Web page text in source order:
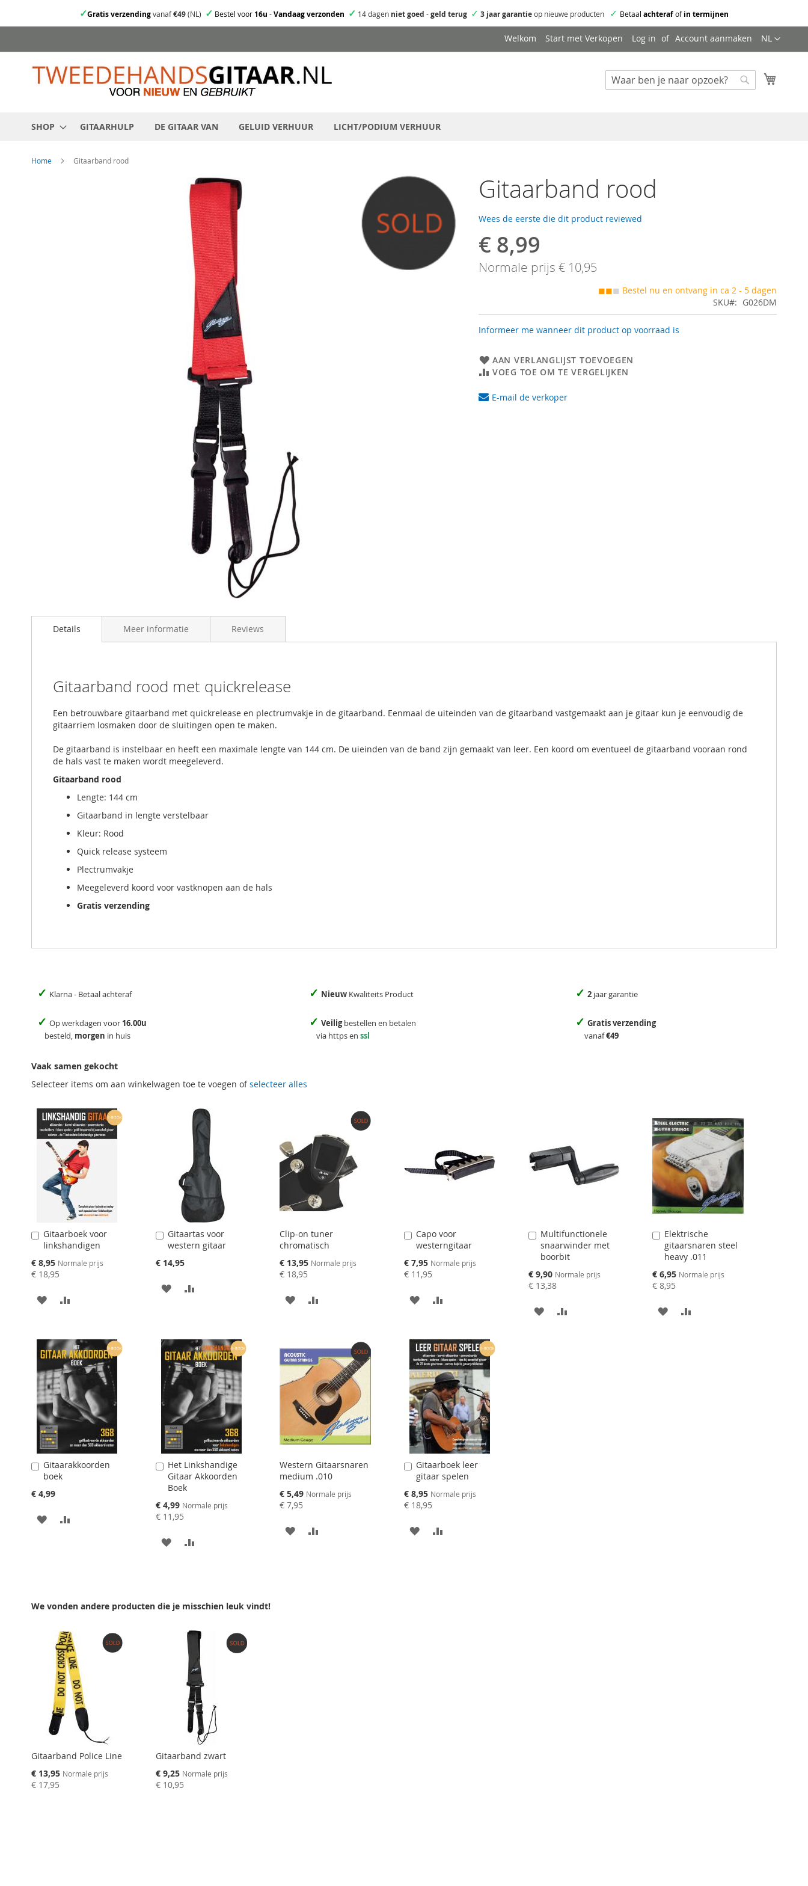
✓Gratis verzendingvanaf€49(NL) ✓ Bestel voor16u -Vandaag verzonden ✓ 14 dagen niet goed -geld terug ✓ 3 jaar garantieop nieuwe producten ✓ Betaal achterafofin termijnen
direct
naar
de
Taal
NL
Welkom Start met Verkopen Log in Account aanmaken
Zoeken
SHOP GITAARHULP DE GITAAR VAN GELUID VERHUUR LICHT/PODIUM VERHUUR
Home Gitaarband rood
Gitaarband rood
Wees de eerste die dit product reviewed
Speciale
prijs
€ 8,99
Normale prijs € 10,95
◼◼◼ Bestel nu en ontvang in ca 2 - 5 dagen
SKU
G026DM
Informeer me wanneer dit product op voorraad is
AAN VERLANGLIJST TOEVOEGEN
VOEG TOE OM TE VERGELIJKEN
E-mail de verkoper
to
gallery
Details
Gitaarband rood met quickrelease
Een betrouwbare gitaarband met quickrelease en plectrumvakje in de gitaarband. Eenmaal de uiteinden van de gitaarband vastgemaakt aan je gitaar kun je eenvoudig de
gitaarriem losmaken door de sluitingen open te maken.
De gitaarband is instelbaar en heeft een maximale lengte van 144 cm. De uieinden van de band zijn gemaakt van leer. Een koord om eventueel de gitaarband vooraan rond
de hals vast te maken wordt meegeleverd.
Gitaarband rood
Lengte: 144 cm
Gitaarband in lengte verstelbaar
Kleur: Rood
Quick release systeem
Plectrumvakje
Meegeleverd koord voor vastknopen aan de hals
Gratis verzending
Meer informatie Reviews
✓ Klarna - Betaal achteraf ✓ Nieuw Kwaliteits Product ✓ 2 jaar garantie
✓ Op werkdagen voor 16.00u
besteld, morgen in huis
✓ Veiligbestellen en betalen
via https en ssl
✓ Gratis verzending
vanaf€49
Vaak samen gekocht
Selecteer items om aan winkelwagen toe te voegen ofselecteer alles
Gitaarboek voor
linkshandigen
Speciale
prijs
€ 8,95 Normale prijs
€ 18,95
Aan
winkelwagen
toevoegen
AAN
TOEVOEGEN
OM
TE
VERGELIJKEN
Gitaartas voor
western gitaar
€ 14,95
Aan
winkelwagen
toevoegen
AAN
TE
VERGELIJKEN
Clip-on tuner
chromatisch
Speciale
prijs
€ 13,95 Normale prijs
€ 18,95
AAN
TE
VERGELIJKEN
Capo voor
westerngitaar
Speciale
prijs
€ 7,95 Normale prijs
€ 11,95
Aan
winkelwagen
toevoegen
AAN
TOEVOEGEN
OM
TE
VERGELIJKEN
Multifunctionele
snaarwinder met
boorbit
Speciale
prijs
€ 9,90 Normale prijs
€ 13,38
Aan
winkelwagen
toevoegen
AAN
Elektrische
gitaarsnaren steel
heavy .011
Speciale
prijs
€ 6,95 Normale prijs
€ 8,95
Aan
winkelwagen
toevoegen
AAN
Gitaarakkoorden
boek
€ 4,99
Aan
winkelwagen
toevoegen
AAN
VERGELIJKEN
Het Linkshandige
Gitaar Akkoorden
Boek
Speciale
prijs
€ 4,99 Normale prijs
€ 11,95
Aan
winkelwagen
toevoegen
AAN
TE
Western Gitaarsnaren
medium .010
Speciale
prijs
€ 5,49 Normale prijs
€ 7,95
AAN
Gitaarboek leer
gitaar spelen
Speciale
prijs
€ 8,95 Normale prijs
€ 18,95
Aan
winkelwagen
toevoegen
AAN
We vonden andere producten die je misschien leuk vindt!
Gitaarband Police Line
Speciale
prijs
€ 13,95 Normale prijs
€ 17,95
Gitaarband zwart
Speciale
prijs
€ 9,25 Normale prijs
€ 10,95